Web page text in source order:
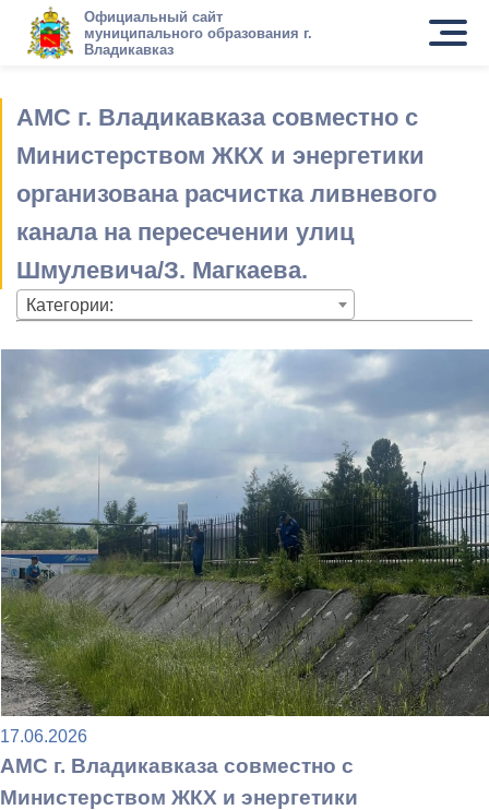
Официальный сайт
муниципального образования г.
Владикавказ
АМС г. Владикавказа совместно с
Министерством ЖКХ и энергетики
организована расчистка ливневого
канала на пересечении улиц
Шмулевича/З. Магкаева.
Категории:
17.06.2026
АМС г. Владикавказа совместно с
Министерством ЖКХ и энергетики